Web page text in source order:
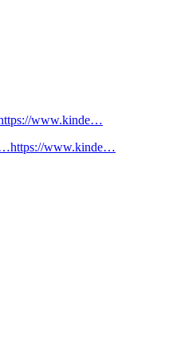
www.kinde…
www.kinde…